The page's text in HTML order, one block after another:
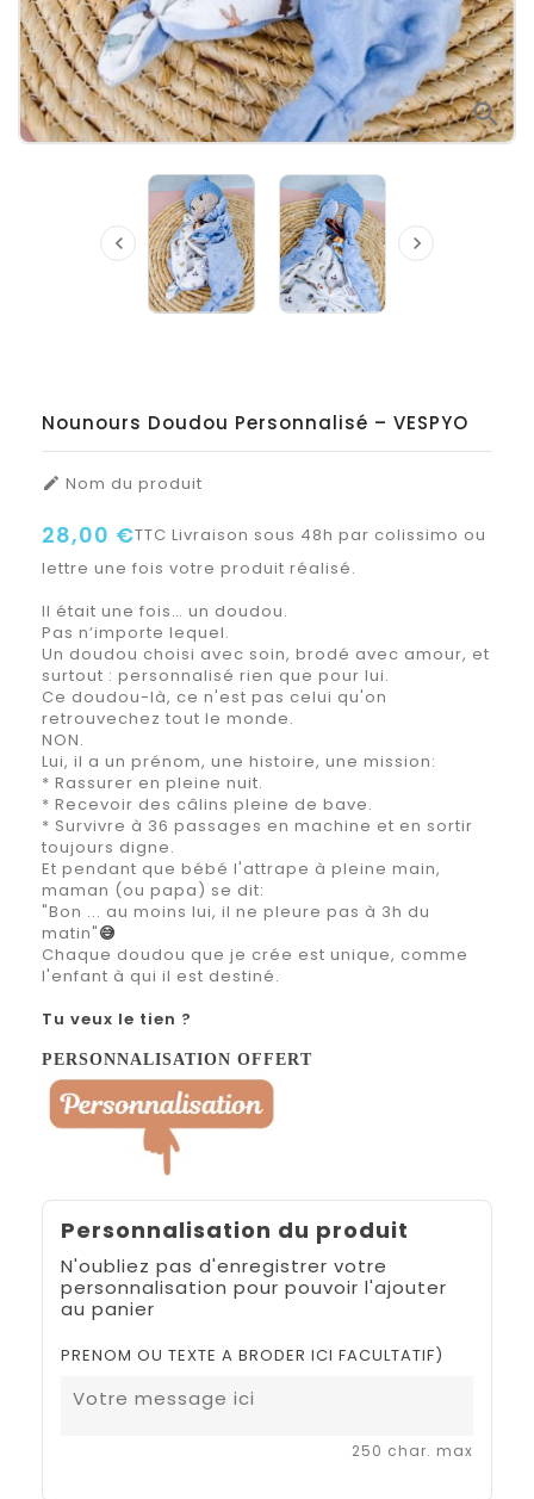

 
Nounours Doudou Personnalisé – VESPYO
 Nom du produit
28,00 €TTC Livraison sous 48h par colissimo ou
lettre une fois votre produit réalisé.
Il était une fois… un doudou.
Pas n’importe lequel.
Un doudou choisi avec soin, brodé avec amour, et
surtout : personnalisé rien que pour lui.
Ce doudou-là, ce n'est pas celui qu'on
retrouvechez tout le monde.
NON.
Lui, il a un prénom, une histoire, une mission:
* Rassurer en pleine nuit.
* Recevoir des câlins pleine de bave.
* Survivre à 36 passages en machine et en sortir
toujours digne.
Et pendant que bébé l'attrape à pleine main,
maman (ou papa) se dit:
"Bon ... au moins lui, il ne pleure pas à 3h du
matin"😅
Chaque doudou que je crée est unique, comme
l'enfant à qui il est destiné.
Tu veux le tien ?
PERSONNALISATION OFFERT
Personnalisation du produit
N'oubliez pas d'enregistrer votre
personnalisation pour pouvoir l'ajouter
au panier
PRENOM OU TEXTE A BRODER ICI FACULTATIF)
250 char. max